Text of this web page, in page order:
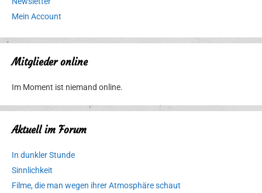
Mein Account
Mitglieder online
Im Moment ist niemand online.
Aktuell im Forum
In dunkler Stunde
Sinnlichkeit
Filme, die man wegen ihrer Atmosphäre schaut